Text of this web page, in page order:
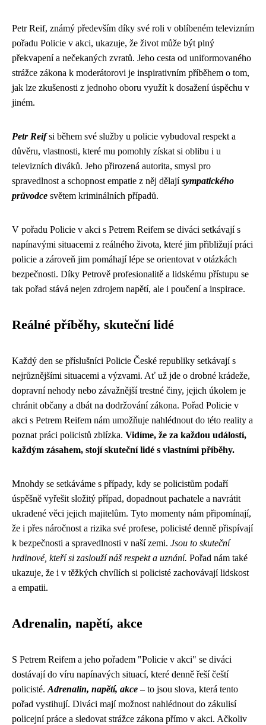
Petr Reif, známý především díky své roli v oblíbeném televizním
pořadu Policie v akci, ukazuje, že život může být plný
překvapení a nečekaných zvratů. Jeho cesta od uniformovaného
strážce zákona k moderátorovi je inspirativním příběhem o tom,
jak lze zkušenosti z jednoho oboru využít k dosažení úspěchu v
jiném.
Petr Reifsi během své služby u policie vybudoval respekt a
důvěru, vlastnosti, které mu pomohly získat si oblibu i u
televizních diváků. Jeho přirozená autorita, smysl pro
spravedlnost a schopnost empatie z něj dělajísympatického
průvodce světem kriminálních případů.
V pořadu Policie v akci s Petrem Reifem se diváci setkávají s
napínavými situacemi z reálného života, které jim přibližují práci
policie a zároveň jim pomáhají lépe se orientovat v otázkách
bezpečnosti. Díky Petrově profesionalitě a lidskému přístupu se
tak pořad stává nejen zdrojem napětí, ale i poučení a inspirace.
Reálné příběhy, skuteční lidé
Každý den se příslušníci Policie České republiky setkávají s
nejrůznějšími situacemi a výzvami. Ať už jde o drobné krádeže,
dopravní nehody nebo závažnější trestné činy, jejich úkolem je
chránit občany a dbát na dodržování zákona. Pořad Policie v
akci s Petrem Reifem nám umožňuje nahlédnout do této reality a
poznat práci policistů zblízka. Vidíme, že za každou událostí,
každým zásahem, stojí skuteční lidé s vlastními příběhy.
Mnohdy se setkáváme s případy, kdy se policistům podaří
úspěšně vyřešit složitý případ, dopadnout pachatele a navrátit
ukradené věci jejich majitelům. Tyto momenty nám připomínají,
že i přes náročnost a rizika své profese, policisté denně přispívají
k bezpečnosti a spravedlnosti v naší zemi. Jsou to skuteční
hrdinové, kteří si zaslouží náš respekt a uznání. Pořad nám také
ukazuje, že i v těžkých chvílích si policisté zachovávají lidskost
a empatii.
Adrenalin, napětí, akce
S Petrem Reifem a jeho pořadem "Policie v akci" se diváci
dostávají do víru napínavých situací, které denně řeší čeští
policisté. Adrenalin, napětí, akce – to jsou slova, která tento
pořad vystihují. Diváci mají možnost nahlédnout do zákulisí
policejní práce a sledovat strážce zákona přímo v akci. Ačkoliv